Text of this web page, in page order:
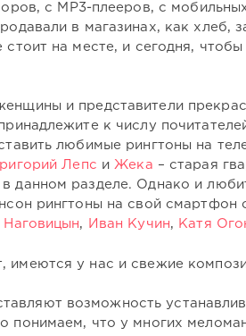
с MP3-плееров, с
в магазинах, как хлеб,
на месте, и сегодня, чтобы
и представители
к числу
любимые рингтоны на
Лепс и Жека – старая
данном разделе. Однако и
рингтоны на свой смартфон
Наговицын, Иван Кучин, Катя
у нас и свежие
возможность
понимаем, что у многих